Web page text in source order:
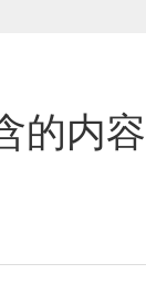
的内